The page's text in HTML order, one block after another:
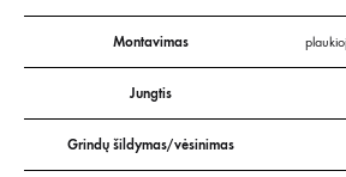
Montavimas
Jungtis
Grindų šildymas/vėsinimas